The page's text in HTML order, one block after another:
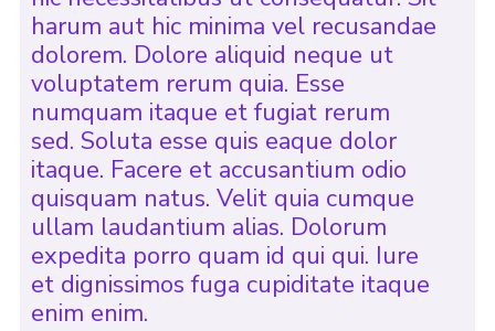
harum aut hic minima vel recusandae
dolorem. Dolore aliquid neque ut
voluptatem rerum quia. Esse
numquam itaque et fugiat rerum
sed. Soluta esse quis eaque dolor
itaque. Facere et accusantium odio
quisquam natus. Velit quia cumque
ullam laudantium alias. Dolorum
expedita porro quam id qui qui. Iure
et dignissimos fuga cupiditate itaque
enim enim.